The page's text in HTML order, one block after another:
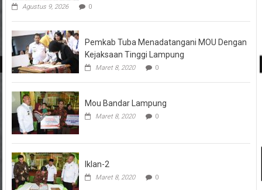
Agustus 9, 2026 0
Pemkab Tuba Menadatangani MOU Dengan
Kejaksaan Tinggi Lampung
Maret 8, 2020 0
Mou Bandar Lampung
Maret 8, 2020 0
Iklan-2
Maret 8, 2020 0